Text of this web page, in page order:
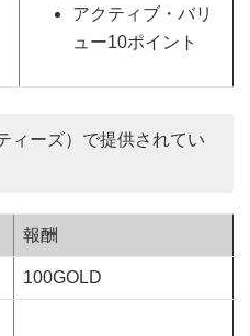
アクティブ・バリ
ュー10ポイント
ィーズ）で提供されてい
報酬
100GOLD